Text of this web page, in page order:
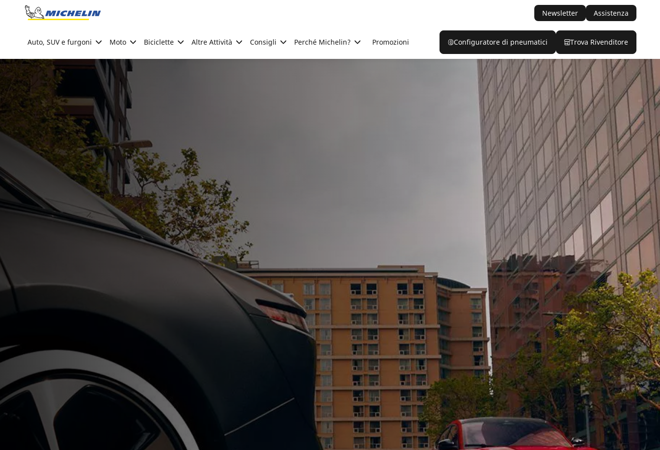
Go to page content
Newsletter Assistenza
Auto, SUV e furgoni Moto Biciclette Altre Attività Consigli Perché Michelin? Promozioni Configuratore di pneumatici Trova Rivenditore